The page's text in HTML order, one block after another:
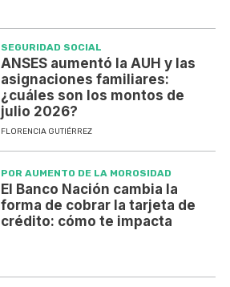
SEGURIDAD SOCIAL
ANSES aumentó la AUH y las
asignaciones familiares:
¿cuáles son los montos de
julio 2026?
FLORENCIA GUTIÉRREZ
POR AUMENTO DE LA MOROSIDAD
El Banco Nación cambia la
forma de cobrar la tarjeta de
crédito: cómo te impacta